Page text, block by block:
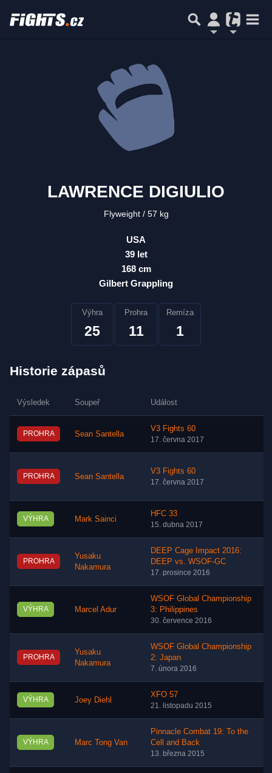
LAWRENCE DIGIULIO
Flyweight 57 kg
USA
39 let
168 cm
Gilbert Grappling
Výhra
25
Prohra
11
Remíza
1
Historie zápasů
Výsledek Soupeř Událost
PROHRA Sean Santella
V3 Fights 60
17. června 2017
PROHRA Sean Santella
V3 Fights 60
17. června 2017
VÝHRA Mark Sainci
HFC 33
15. dubna 2017
PROHRA
Yusaku
Nakamura
DEEP Cage Impact 2016:
DEEP vs. WSOF-GC
17. prosince 2016
VÝHRA Marcel Adur
WSOF Global Championship
3: Philippines
30. července 2016
PROHRA
Yusaku
Nakamura
WSOF Global Championship
2: Japan
7. února 2016
VÝHRA Joey Diehl
XFO 57
21. listopadu 2015
VÝHRA Marc Tong Van
Pinnacle Combat 19: To the
Cell and Back
13. března 2015